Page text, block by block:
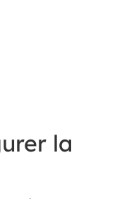
la